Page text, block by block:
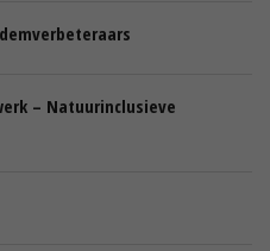
– Natuurinclusieve